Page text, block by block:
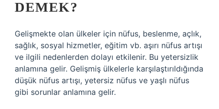
DEMEK?
Gelişmekte olan ülkeler için nüfus, beslenme, açlık,
sağlık, sosyal hizmetler, eğitim vb. aşırı nüfus artışı
ve ilgili nedenlerden dolayı etkilenir. Bu yetersizlik
anlamına gelir. Gelişmiş ülkelerle karşılaştırıldığında
düşük nüfus artışı, yetersiz nüfus ve yaşlı nüfus
gibi sorunlar anlamına gelir.